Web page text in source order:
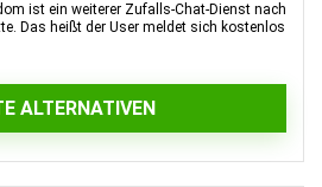
ist ein weiterer Zufalls-Chat-Dienst nach
Das heißt der User meldet sich kostenlos
ALTERNATIVEN